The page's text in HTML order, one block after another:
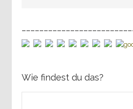
Wie findest du das?